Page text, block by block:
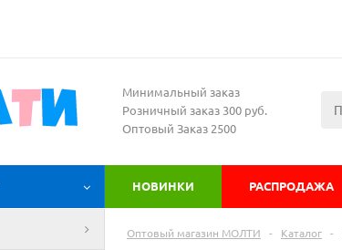
Минимальный заказ
Розничный заказ 300 руб.
Оптовый Заказ 2500
НОВИНКИ РАСПРОДАЖА
Оптовый магазин МОЛТИ - Каталог -